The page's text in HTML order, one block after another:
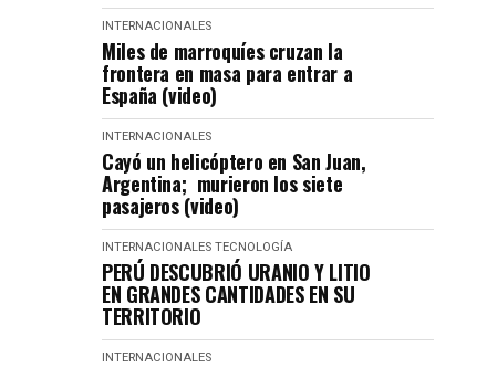
INTERNACIONALES
Miles de marroquíes cruzan la
frontera en masa para entrar a
España (video)
INTERNACIONALES
Cayó un helicóptero en San Juan,
Argentina; murieron los siete
pasajeros (video)
INTERNACIONALES TECNOLOGÍA
PERÚ DESCUBRIÓ URANIO Y LITIO
EN GRANDES CANTIDADES EN SU
TERRITORIO
INTERNACIONALES